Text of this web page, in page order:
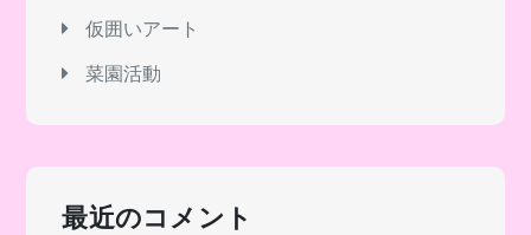
仮囲いアート
菜園活動
最近のコメント